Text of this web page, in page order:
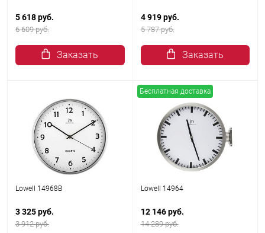
5 618 руб.
6 609 руб.
Заказать
4 919 руб.
5 787 руб.
Заказать
Lowell 14968B
3 325 руб.
3 912 руб.
Бесплатная доставка
Lowell 14964
12 146 руб.
14 289 руб.